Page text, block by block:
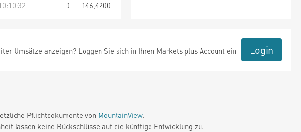
0 146,4200
Umsätze anzeigen? Loggen Sie sich in Ihren Markets plus Account ein Login
Pflichtdokumente von MountainView.
lassen keine Rückschlüsse auf die künftige Entwicklung zu.